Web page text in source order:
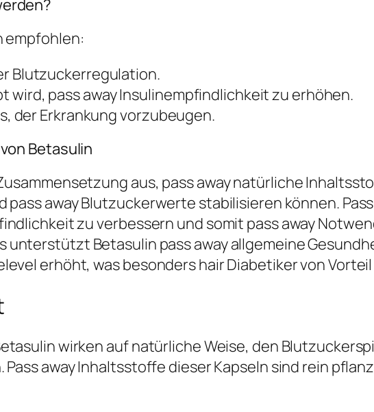
empfohlen:
Blutzuckerregulation.
pass away Insulinempfindlichkeit zu erhöhen.
der Erkrankung vorzubeugen.
Betasulin
aus, pass away natürliche
away Blutzuckerwerte stabilisieren können.
zu verbessern und somit pass away
Betasulin pass away allgemeine
erhöht, was besonders hair Diabetiker von
wirken auf natürliche Weise, den
away Inhaltsstoffe dieser Kapseln sind rein